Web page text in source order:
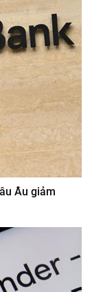
Âu giảm